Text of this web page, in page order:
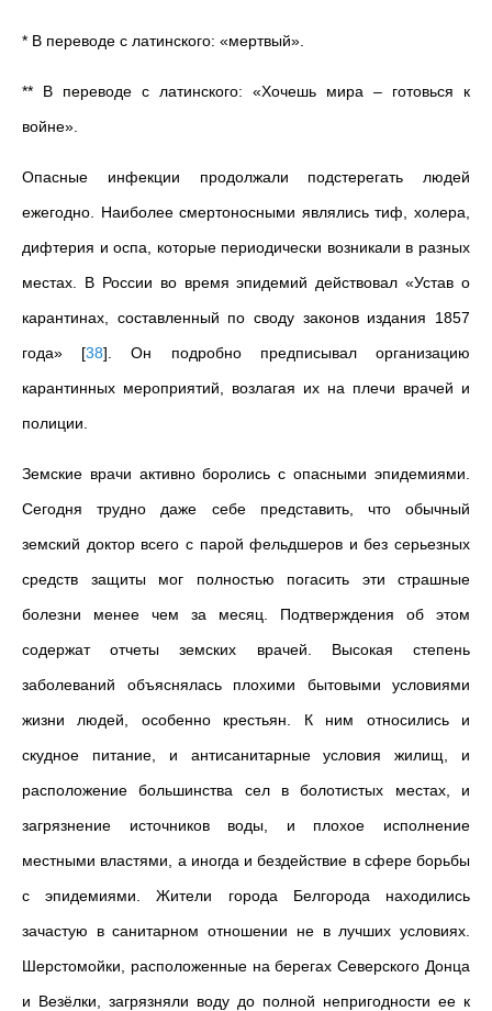
* В переводе с латинского: «мертвый».
** В переводе с латинского: «Хочешь мира – готовься к
войне».
Опасные инфекции продолжали подстерегать людей
ежегодно. Наиболее смертоносными являлись тиф, холера,
дифтерия и оспа, которые периодически возникали в разных
местах. В России во время эпидемий действовал «Устав о
карантинах, составленный по своду законов издания 1857
года» [38] . Он подробно предписывал организацию
карантинных мероприятий, возлагая их на плечи врачей и
полиции.
Земские врачи активно боролись с опасными эпидемиями.
Сегодня трудно даже себе представить, что обычный
земский доктор всего с парой фельдшеров и без серьезных
средств защиты мог полностью погасить эти страшные
болезни менее чем за месяц. Подтверждения об этом
содержат отчеты земских врачей. Высокая степень
заболеваний объяснялась плохими бытовыми условиями
жизни людей, особенно крестьян. К ним относились и
скудное питание, и антисанитарные условия жилищ, и
расположение большинства сел в болотистых местах, и
загрязнение источников воды, и плохое исполнение
местными властями, а иногда и бездействие в сфере борьбы
с эпидемиями. Жители города Белгорода находились
зачастую в санитарном отношении не в лучших условиях.
Шерстомойки, расположенные на берегах Северского Донца
и Везёлки, загрязняли воду до полной непригодности ее к